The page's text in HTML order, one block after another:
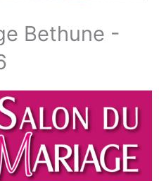
Bethune -